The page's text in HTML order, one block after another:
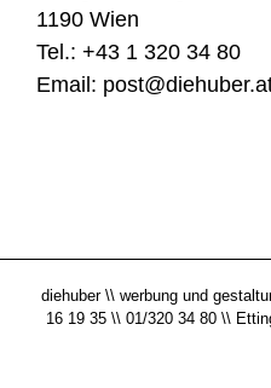
1190 Wien
Tel.: +43 1 320 34 80
Email:
diehuber \\ werbung und
16 19 35 \\ 01/320 34 80 \\